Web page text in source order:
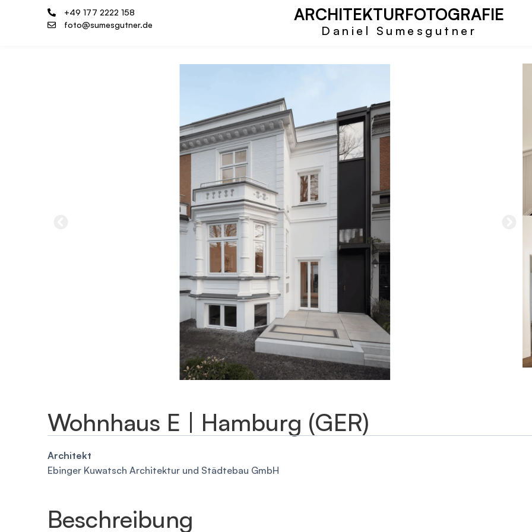
+49 177 2222 158
foto@sumesgutner.de
ARCHITEKTURFOTOGRAFIE
Daniel Sumesgutner
Wohnhaus E | Hamburg (GER)
Architekt
Ebinger Kuwatsch Architektur und Städtebau GmbH
Beschreibung